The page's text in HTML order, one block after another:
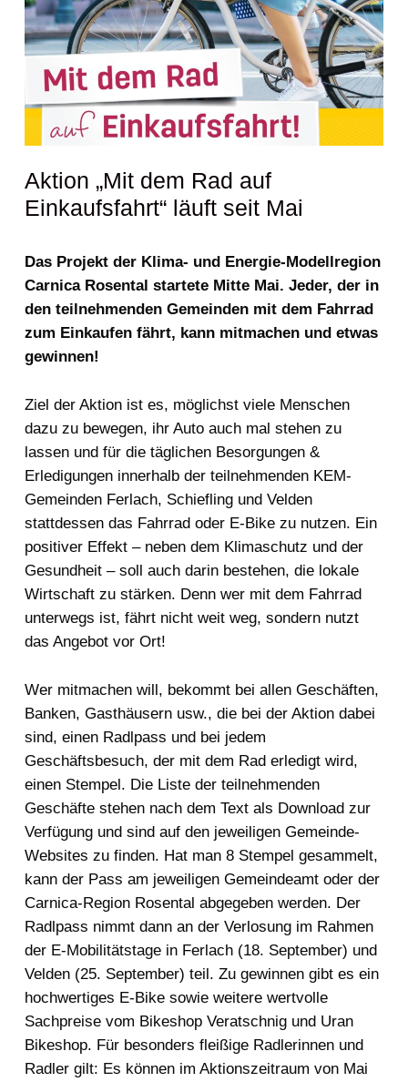
Aktion „Mit dem Rad auf
Einkaufsfahrt“ läuft seit Mai
Das Projekt der Klima- und Energie-Modellregion
Carnica Rosental startete Mitte Mai. Jeder, der in
den teilnehmenden Gemeinden mit dem Fahrrad
zum Einkaufen fährt, kann mitmachen und etwas
gewinnen!
Ziel der Aktion ist es, möglichst viele Menschen
dazu zu bewegen, ihr Auto auch mal stehen zu
lassen und für die täglichen Besorgungen &
Erledigungen innerhalb der teilnehmenden KEM-
Gemeinden Ferlach, Schiefling und Velden
stattdessen das Fahrrad oder E-Bike zu nutzen. Ein
positiver Effekt – neben dem Klimaschutz und der
Gesundheit – soll auch darin bestehen, die lokale
Wirtschaft zu stärken. Denn wer mit dem Fahrrad
unterwegs ist, fährt nicht weit weg, sondern nutzt
das Angebot vor Ort!
Wer mitmachen will, bekommt bei allen Geschäften,
Banken, Gasthäusern usw., die bei der Aktion dabei
sind, einen Radlpass und bei jedem
Geschäftsbesuch, der mit dem Rad erledigt wird,
einen Stempel. Die Liste der teilnehmenden
Geschäfte stehen nach dem Text als Download zur
Verfügung und sind auf den jeweiligen Gemeinde-
Websites zu finden. Hat man 8 Stempel gesammelt,
kann der Pass am jeweiligen Gemeindeamt oder der
Carnica-Region Rosental abgegeben werden. Der
Radlpass nimmt dann an der Verlosung im Rahmen
der E-Mobilitätstage in Ferlach (18. September) und
Velden (25. September) teil. Zu gewinnen gibt es ein
hochwertiges E-Bike sowie weitere wertvolle
Sachpreise vom Bikeshop Veratschnig und Uran
Bikeshop. Für besonders fleißige Radlerinnen und
Radler gilt: Es können im Aktionszeitraum von Mai